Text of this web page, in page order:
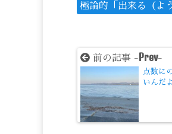
極論的「出来る（よ
前の記事 -Prev-
点数に
いんだよ